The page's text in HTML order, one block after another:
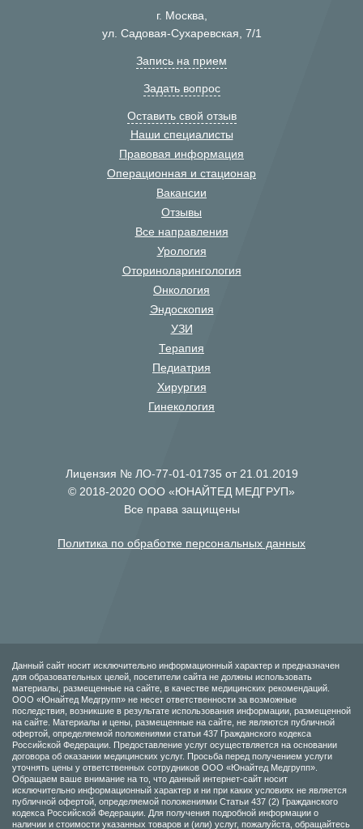
г. Москва,
ул. Садовая-Сухаревская, 7/1
Запись на прием
Задать вопрос
Оставить свой отзыв
Наши специалисты
Правовая информация
Операционная и стационар
Вакансии
Отзывы
Все направления
Урология
Оториноларингология
Онкология
Эндоскопия
УЗИ
Терапия
Педиатрия
Хирургия
Гинекология
Лицензия № ЛО-77-01-01735 от 21.01.2019
© 2018-2020 ООО «ЮНАЙТЕД МЕДГРУП»
Все права защищены
Политика по обработке персональных данных
Данный сайт носит исключительно информационный характер и предназначен
для образовательных целей, посетители сайта не должны использовать
материалы, размещенные на сайте, в качестве медицинских рекомендаций.
ООО «Юнайтед Медгрупп» не несет ответственности за возможные
последствия, возникшие в результате использования информации, размещенной
на сайте. Материалы и цены, размещенные на сайте, не являются публичной
офертой, определяемой положениями статьи 437 Гражданского кодекса
Российской Федерации. Предоставление услуг осуществляется на основании
договора об оказании медицинских услуг. Просьба перед получением услуги
уточнять цены у ответственных сотрудников ООО «Юнайтед Медгрупп».
Обращаем ваше внимание на то, что данный интернет-сайт носит
исключительно информационный характер и ни при каких условиях не является
публичной офертой, определяемой положениями Статьи 437 (2) Гражданского
кодекса Российской Федерации. Для получения подробной информации о
наличии и стоимости указанных товаров и (или) услуг, пожалуйста, обращайтесь